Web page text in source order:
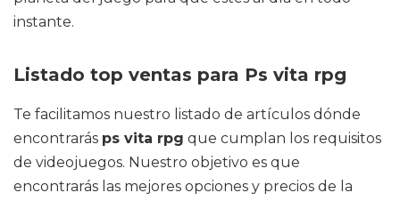
instante.
Listado top ventas para Ps vita rpg
Te facilitamos nuestro listado de artículos dónde
encontrarás ps vita rpg que cumplan los requisitos
de videojuegos. Nuestro objetivo es que
encontrarás las mejores opciones y precios de la